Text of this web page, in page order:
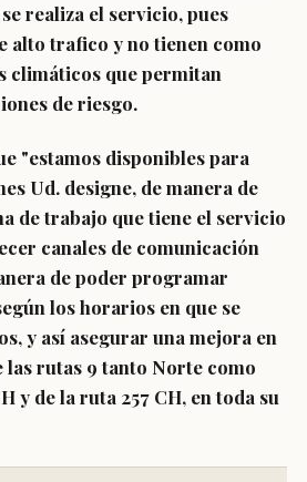
realiza el servicio, pues
alto trafico y no tienen como
climáticos que permitan
de riesgo.
"estamos disponibles para
Ud. designe, de manera de
de trabajo que tiene el servicio
canales de comunicación
de poder programar
los horarios en que se
y así asegurar una mejora en
rutas 9 tanto Norte como
y de la ruta 257 CH, en toda su